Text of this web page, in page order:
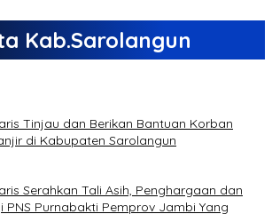
Kab.Sarolangun
Tinjau dan Berikan Bantuan Korban
di Kabupaten Sarolangun
Serahkan Tali Asih, Penghargaan dan
PNS Purnabakti Pemprov Jambi Yang